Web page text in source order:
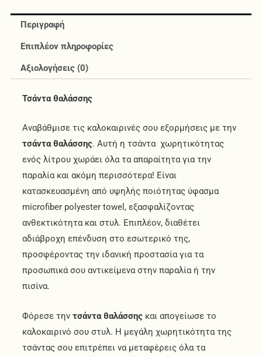
Περιγραφή
Επιπλέον πληροφορίες
Αξιολογήσεις (0)
Τσάντα θαλάσσης
Αναβάθμισε τις καλοκαιρινές σου εξορμήσεις με την
τσάντα θαλάσσης. Αυτή η τσάντα χωρητικότητας
ενός λίτρου χωράει όλα τα απαραίτητα για την
παραλία και ακόμη περισσότερα! Είναι
κατασκευασμένη από υψηλής ποιότητας ύφασμα
microfiber polyester towel, εξασφαλίζοντας
ανθεκτικότητα και στυλ. Επιπλέον, διαθέτει
αδιάβροχη επένδυση στο εσωτερικό της,
προσφέροντας την ιδανική προστασία για τα
προσωπικά σου αντικείμενα στην παραλία ή την
πισίνα.
Φόρεσε την τσάντα θαλάσσηςκαι απογείωσε το
καλοκαιρινό σου στυλ. Η μεγάλη χωρητικότητα της
τσάντας σου επιτρέπει να μεταφέρεις όλα τα